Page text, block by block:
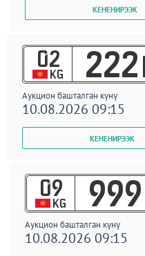
02
KG 222
Аукцион башталган күнү
10.08.2026 09:15
09
KG 999
Аукцион башталган күнү
10.08.2026 09:15